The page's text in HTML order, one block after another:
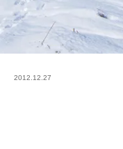
2012.12.27